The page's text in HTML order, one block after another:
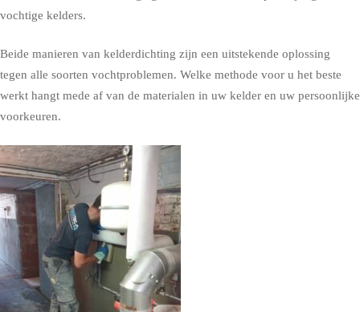
vochtige kelders.
Beide manieren van kelderdichting zijn een uitstekende oplossing
tegen alle soorten vochtproblemen. Welke methode voor u het beste
werkt hangt mede af van de materialen in uw kelder en uw persoonlijke
voorkeuren.